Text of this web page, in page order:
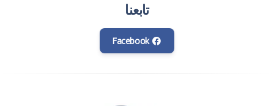
تابعنا
Facebook